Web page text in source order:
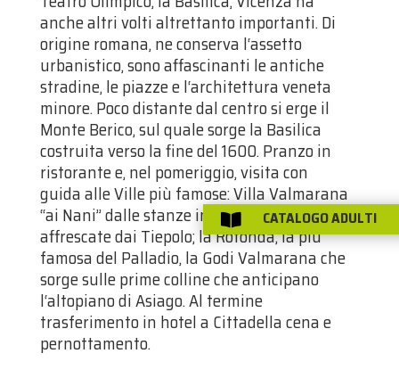
anche altri volti altrettanto importanti. Di
origine romana, ne conserva l‘assetto
urbanistico, sono affascinanti le antiche
stradine, le piazze e l‘architettura veneta
minore. Poco distante dal centro si erge il
Monte Berico, sul quale sorge la Basilica
costruita verso la fine del 1600. Pranzo in
ristorante e, nel pomeriggio, visita con
guida alle Ville più famose: Villa Valmarana
“ai Nani” dalle stanze interamente
affrescate dai Tiepolo; la Rotonda, la più
famosa del Palladio, la Godi Valmarana che
sorge sulle prime colline che anticipano
l‘altopiano di Asiago. Al termine
trasferimento in hotel a Cittadella cena e
pernottamento.
 CATALOGO ADULTI